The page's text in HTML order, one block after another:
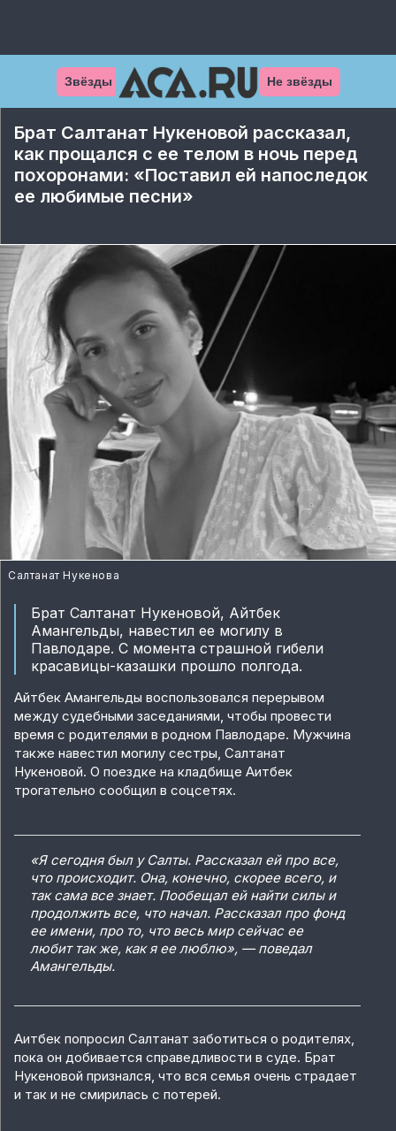
Звёзды Не звёзды
Брат Салтанат Нукеновой рассказал,
как прощался с ее телом в ночь перед
похоронами: «Поставил ей напоследок
ее любимые песни»
Салтанат Нукенова
Брат Салтанат Нукеновой, Айтбек
Амангельды, навестил ее могилу в
Павлодаре. С момента страшной гибели
красавицы-казашки прошло полгода.
Айтбек Амангельды воспользовался перерывом
между судебными заседаниями, чтобы провести
время с родителями в родном Павлодаре. Мужчина
также навестил могилу сестры, Салтанат
Нукеновой. О поездке на кладбище Аитбек
трогательно сообщил в соцсетях.
«Я сегодня был у Салты. Рассказал ей про все,
что происходит. Она, конечно, скорее всего, и
так сама все знает. Пообещал ей найти силы и
продолжить все, что начал. Рассказал про фонд
ее имени, про то, что весь мир сейчас ее
любит так же, как я ее люблю», — поведал
Амангельды.
Аитбек попросил Салтанат заботиться о родителях,
пока он добивается справедливости в суде. Брат
Нукеновой признался, что вся семья очень страдает
и так и не смирилась с потерей.